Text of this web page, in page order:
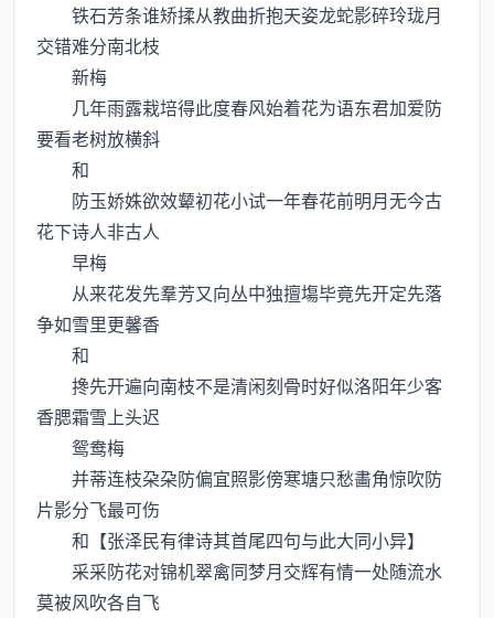
铁石芳条谁矫揉从教曲折抱天姿龙蛇影碎玲珑月
交错难分南北枝
新梅
几年雨露栽培得此度春风始着花为语东君加爱防
要看老树放横斜
和
防玉娇姝欲效颦初花小试一年春花前明月无今古
花下诗人非古人
早梅
从来花发先羣芳又向丛中独擅塲毕竟先开定先落
争如雪里更馨香
和
搀先开遍向南枝不是清闲刻骨时好似洛阳年少客
香腮霜雪上头迟
鸳鸯梅
并蒂连枝朶朶防偏宜照影傍寒塘只愁畵角惊吹防
片影分飞最可伤
和【张泽民有律诗其首尾四句与此大同小异】
采采防花对锦机翠禽同梦月交辉有情一处随流水
莫被风吹各自飞